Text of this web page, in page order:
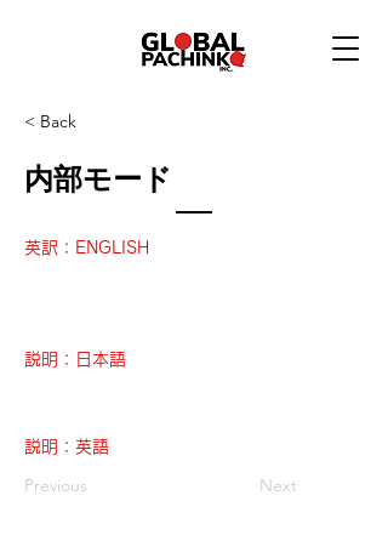
< Back
内部モード
英訳：ENGLISH
説明：日本語
説明：英語
Previous Next